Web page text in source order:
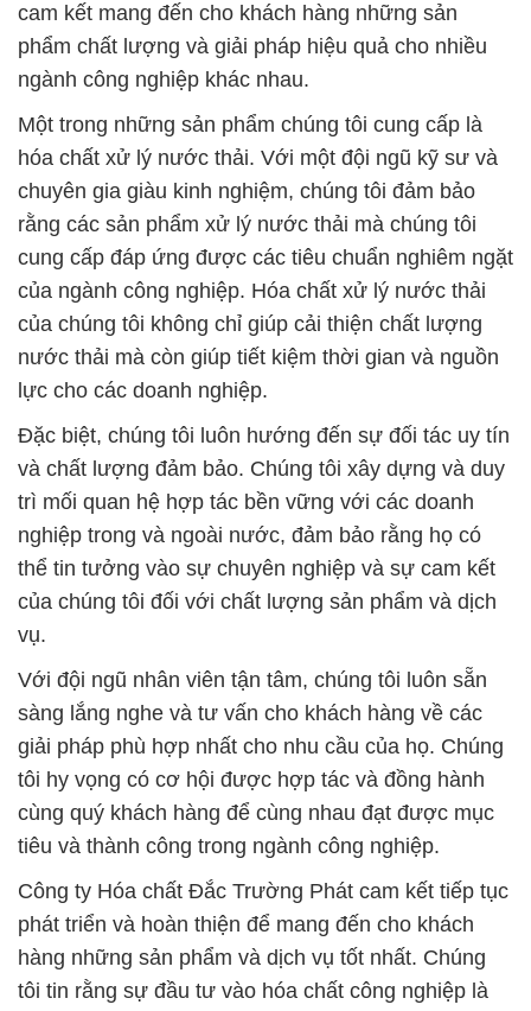
cam kết mang đến cho khách hàng những sản
phẩm chất lượng và giải pháp hiệu quả cho nhiều
ngành công nghiệp khác nhau.
Một trong những sản phẩm chúng tôi cung cấp là
hóa chất xử lý nước thải. Với một đội ngũ kỹ sư và
chuyên gia giàu kinh nghiệm, chúng tôi đảm bảo
rằng các sản phẩm xử lý nước thải mà chúng tôi
cung cấp đáp ứng được các tiêu chuẩn nghiêm ngặt
của ngành công nghiệp. Hóa chất xử lý nước thải
của chúng tôi không chỉ giúp cải thiện chất lượng
nước thải mà còn giúp tiết kiệm thời gian và nguồn
lực cho các doanh nghiệp.
Đặc biệt, chúng tôi luôn hướng đến sự đối tác uy tín
và chất lượng đảm bảo. Chúng tôi xây dựng và duy
trì mối quan hệ hợp tác bền vững với các doanh
nghiệp trong và ngoài nước, đảm bảo rằng họ có
thể tin tưởng vào sự chuyên nghiệp và sự cam kết
của chúng tôi đối với chất lượng sản phẩm và dịch
vụ.
Với đội ngũ nhân viên tận tâm, chúng tôi luôn sẵn
sàng lắng nghe và tư vấn cho khách hàng về các
giải pháp phù hợp nhất cho nhu cầu của họ. Chúng
tôi hy vọng có cơ hội được hợp tác và đồng hành
cùng quý khách hàng để cùng nhau đạt được mục
tiêu và thành công trong ngành công nghiệp.
Công ty Hóa chất Đắc Trường Phát cam kết tiếp tục
phát triển và hoàn thiện để mang đến cho khách
hàng những sản phẩm và dịch vụ tốt nhất. Chúng
tôi tin rằng sự đầu tư vào hóa chất công nghiệp là